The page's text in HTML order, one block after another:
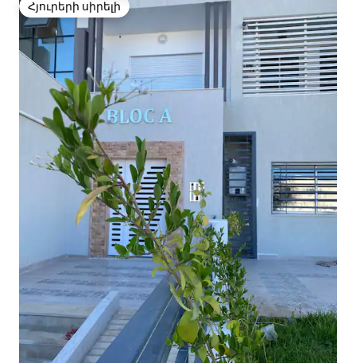
Հյուրերի սիրելի
Հյուրերի սիրելի